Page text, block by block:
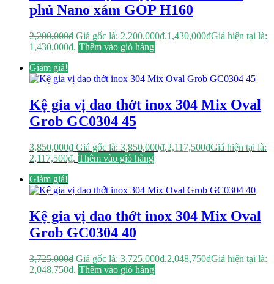
phủ Nano xám GOP H160
2,200,000₫ Giá gốc là: 2,200,000₫.1,430,000₫Giá hiện tại là:
1,430,000₫. Thêm vào giỏ hàng
Giảm giá!
Kệ gia vị dao thớt inox 304 Mix Oval
Grob GC0304 45
3,850,000₫ Giá gốc là: 3,850,000₫.2,117,500₫Giá hiện tại là:
2,117,500₫. Thêm vào giỏ hàng
Giảm giá!
Kệ gia vị dao thớt inox 304 Mix Oval
Grob GC0304 40
3,725,000₫ Giá gốc là: 3,725,000₫.2,048,750₫Giá hiện tại là:
2,048,750₫. Thêm vào giỏ hàng